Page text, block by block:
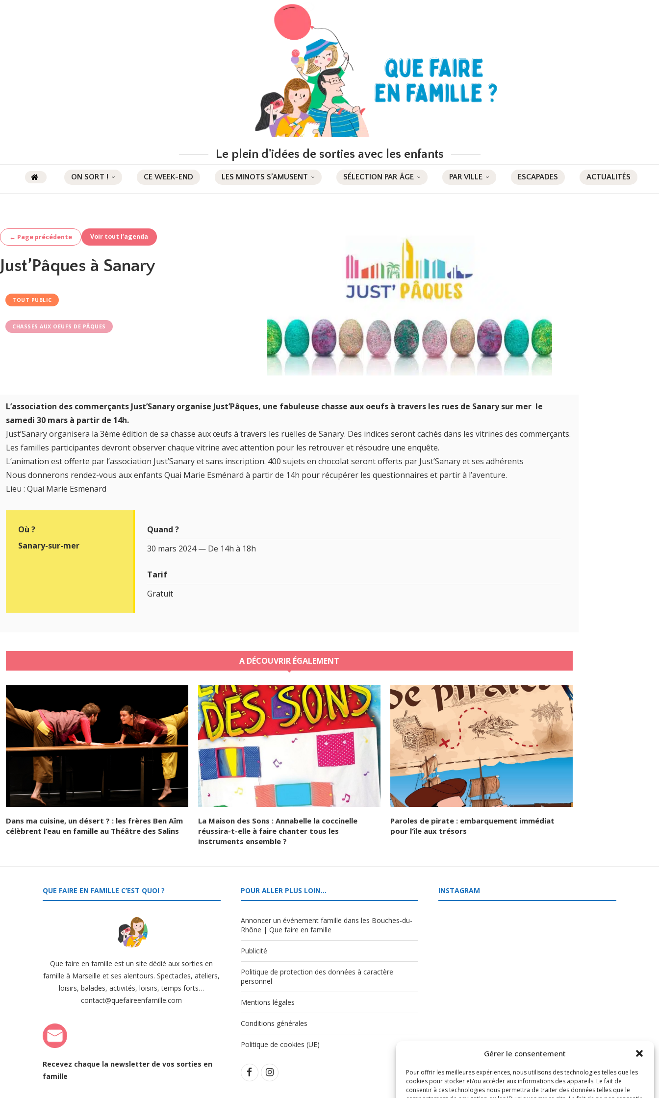
Gérer le consentement
Pour offrir les meilleures expériences, nous utilisons des technologies telles que les
cookies pour stocker et/ou accéder aux informations des appareils. Le fait de
consentir à ces technologies nous permettra de traiter des données telles que le
Le plein d'idées de sorties avec les enfants
ON SORT ! CE WEEK-END LES MINOTS S’AMUSENT SÉLECTION PAR ÂGE PAR VILLE ESCAPADES ACTUALITÉS
← Page précédente Voir tout l’agenda
Just’Pâques à Sanary
TOUT PUBLIC
CHASSES AUX OEUFS DE PÂQUES
L’association des commerçants Just’Sanary organise Just’Pâques, une fabuleuse chasse aux oeufs à travers les rues de Sanary sur mer le
samedi 30 mars à partir de 14h.
Just’Sanary organisera la 3ème édition de sa chasse aux œufs à travers les ruelles de Sanary. Des indices seront cachés dans les vitrines des commerçants.
Les familles participantes devront observer chaque vitrine avec attention pour les retrouver et résoudre une enquête.
L’animation est offerte par l’association Just’Sanary et sans inscription. 400 sujets en chocolat seront offerts par Just’Sanary et ses adhérents
Nous donnerons rendez-vous aux enfants Quai Marie Esménard à partir de 14h pour récupérer les questionnaires et partir à l’aventure.
Lieu : Quai Marie Esmenard
Où ?
Sanary-sur-mer
Quand ?
30 mars 2024 — De 14h à 18h
Tarif
Gratuit
A DÉCOUVRIR ÉGALEMENT
Dans ma cuisine, un désert ? : les frères Ben Aïm
célèbrent l’eau en famille au Théâtre des Salins
La Maison des Sons : Annabelle la coccinelle
réussira-t-elle à faire chanter tous les
instruments ensemble ?
Paroles de pirate : embarquement immédiat
pour l’île aux trésors
QUE FAIRE EN FAMILLE C’EST QUOI ?
Que faire en famille est un site dédié aux sorties en
famille à Marseille et ses alentours. Spectacles, ateliers,
loisirs, balades, activités, loisirs, temps forts…
contact@quefaireenfamille.com
Recevez chaque la newsletter de vos sorties en
famille
POUR ALLER PLUS LOIN…
Annoncer un événement famille dans les Bouches-du-
Rhône | Que faire en famille
Publicité
Politique de protection des données à caractère
personnel
Mentions légales
Conditions générales
Politique de cookies (UE)
INSTAGRAM